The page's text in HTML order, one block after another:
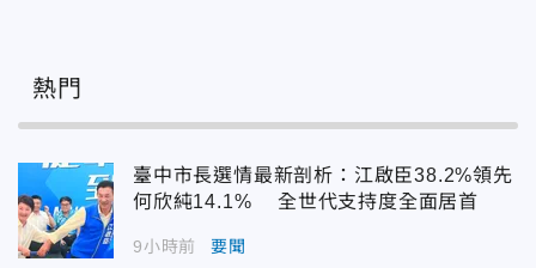
熱門
臺中市長選情最新剖析：江啟臣38.2%領先
何欣純14.1% 全世代支持度全面居首
9小時前 要聞